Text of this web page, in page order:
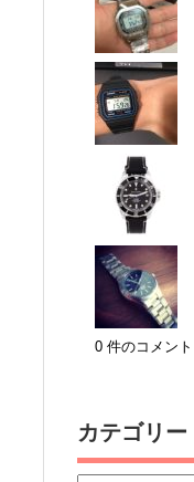
0 件のコメント
カテゴリー